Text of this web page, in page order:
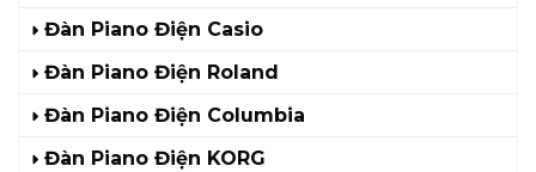
Đàn Piano Điện Casio
Đàn Piano Điện Roland
Đàn Piano Điện Columbia
Đàn Piano Điện KORG